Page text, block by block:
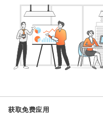
获取免费应用